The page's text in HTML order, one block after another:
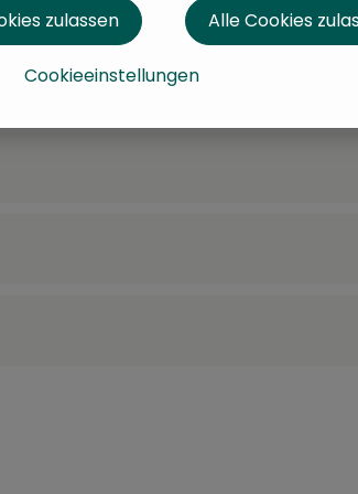
Cookieeinstellungen
zulassen Alle Cookies